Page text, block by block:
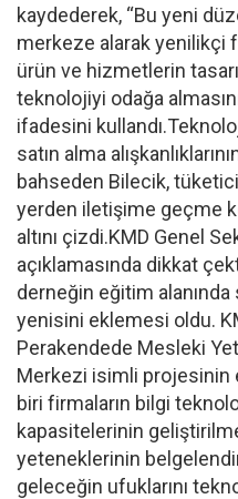
kaydederek, “Bu yeni
merkeze alarak yenilikçi
ürün ve hizmetlerin
teknolojiyi odağa
ifadesini
satın alma
bahseden Bilecik,
yerden iletişime geçme
altını çizdi.KMD Genel
açıklamasında dikkat
derneğin eğitim
yenisini eklemesi oldu.
Perakendede Mesleki
Merkezi isimli projesinin
biri firmaların bilgi
kapasitelerinin
yeteneklerinin
geleceğin ufuklarını